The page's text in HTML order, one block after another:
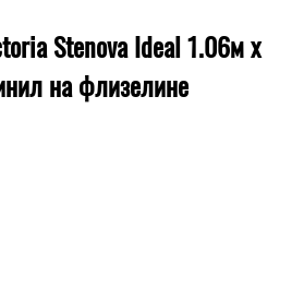
Stenova Ideal 1.06м x
на флизелине